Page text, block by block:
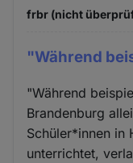
frbr (nicht
"Während
"Während
Brandenburg
Schüler*innen in
unterrichtet,